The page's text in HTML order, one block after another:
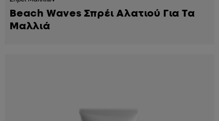
Beach Waves Σπρέι Αλατιού Για Τα
Μαλλιά